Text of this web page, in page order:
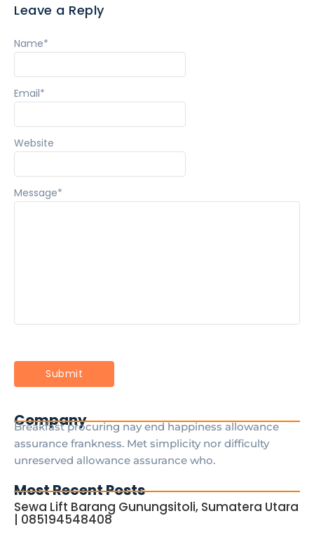
Leave a Reply
Message*
Name*
Email*
Website
Company
Breakfast procuring nay end happiness allowance
assurance frankness. Met simplicity nor difficulty
unreserved allowance assurance who.
Most Recent Posts
Sewa Lift Barang Gunungsitoli, Sumatera Utara
| 085194548408